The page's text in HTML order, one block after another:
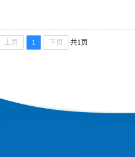
上页 1 下页 共1页